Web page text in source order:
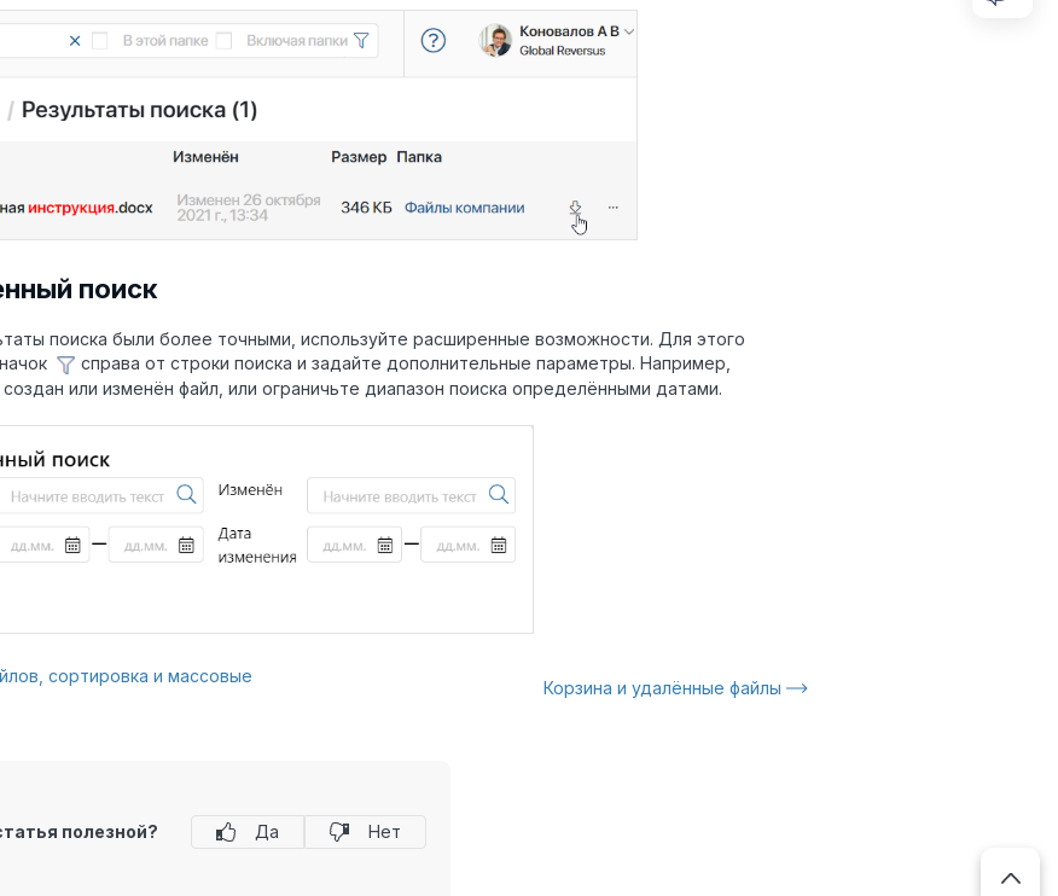
поиск
поиска были более точными, используйте расширенные возможности. Для этого
справа от строки поиска и задайте дополнительные параметры. Например,
или изменён файл, или ограничьте диапазон поиска определёнными датами.
сортировка и массовые
Корзина и удалённые файлы
полезной? Да Нет